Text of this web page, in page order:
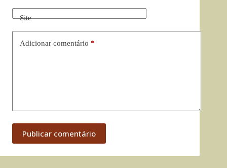
Site
Adicionar comentário *
Publicar comentário